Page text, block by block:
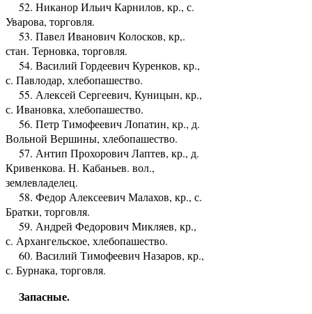
52. Никанор Ильич Карнилов, кр., с.
Уварова, торговля.
53. Павел Иванович Колосков, кр,.
стан. Терновка, торговля.
54. Василий Гордеевич Куренков, кр.,
с. Павлодар, хлебопашество.
55. Алексей Сергеевич, Куницын, кр.,
с. Ивановка, хлебопашество.
56. Петр Тимофеевич Лопатин, кр., д.
Вольной Вершины, хлебопашество.
57. Антип Прохорович Лаптев, кр., д.
Кривенкова. Н. Кабаньев. вол.,
землевладелец.
58. Федор Алексеевич Малахов, кр., с.
Братки, торговля.
59. Андрей Федорович Микляев, кр.,
с. Архангельское, хлебопашество.
60. Василий Тимофеевич Назаров, кр.,
с. Бурнака, торговля.
Запасные.